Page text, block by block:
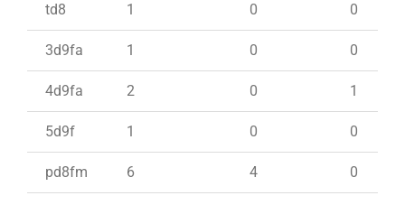
td8 1 0 0
3d9fa 1 0 0
4d9fa 2 0 1
5d9f 1 0 0
pd8fm 6 4 0